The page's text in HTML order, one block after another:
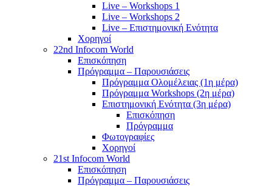
Live – Workshops 1
Live – Workshops 2
Live – Επιστημονική Ενότητα
Χορηγοί
22nd Infocom World
Επισκόπηση
Πρόγραμμα – Παρουσιάσεις
Πρόγραμμα Ολομέλειας (1η μέρα)
Πρόγραμμα Workshops (2η μέρα)
Επιστημονική Ενότητα (3η μέρα)
Επισκόπηση
Πρόγραμμα
Φωτογραφίες
Χορηγοί
21st Infocom World
Επισκόπηση
Πρόγραμμα – Παρουσιάσεις